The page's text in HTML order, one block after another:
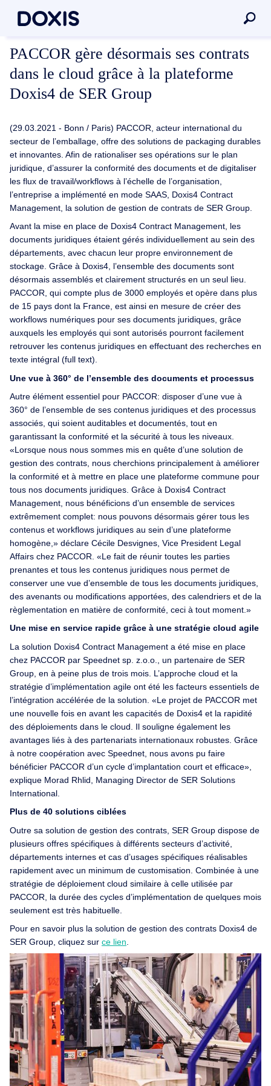
PACCOR gère désormais ses contrats
dans le cloud grâce à la plateforme
Doxis4 de SER Group
(29.03.2021 - Bonn / Paris) PACCOR, acteur international du
secteur de l’emballage, offre des solutions de packaging durables
et innovantes. Afin de rationaliser ses opérations sur le plan
juridique, d’assurer la conformité des documents et de digitaliser
les flux de travail/workflows à l’échelle de l’organisation,
l’entreprise a implémenté en mode SAAS, Doxis4 Contract
Management, la solution de gestion de contrats de SER Group.
Avant la mise en place de Doxis4 Contract Management, les
documents juridiques étaient gérés individuellement au sein des
départements, avec chacun leur propre environnement de
stockage. Grâce à Doxis4, l’ensemble des documents sont
désormais assemblés et clairement structurés en un seul lieu.
PACCOR, qui compte plus de 3000 employés et opère dans plus
de 15 pays dont la France, est ainsi en mesure de créer des
workflows numériques pour ses documents juridiques, grâce
auxquels les employés qui sont autorisés pourront facilement
retrouver les contenus juridiques en effectuant des recherches en
texte intégral (full text).
Une vue à 360° de l’ensemble des documents et processus
Autre élément essentiel pour PACCOR: disposer d’une vue à
360° de l’ensemble de ses contenus juridiques et des processus
associés, qui soient auditables et documentés, tout en
garantissant la conformité et la sécurité à tous les niveaux.
«Lorsque nous nous sommes mis en quête d’une solution de
gestion des contrats, nous cherchions principalement à améliorer
la conformité et à mettre en place une plateforme commune pour
tous nos documents juridiques. Grâce à Doxis4 Contract
Management, nous bénéficions d’un ensemble de services
extrêmement complet: nous pouvons désormais gérer tous les
contenus et workflows juridiques au sein d’une plateforme
homogène,» déclare Cécile Desvignes, Vice President Legal
Affairs chez PACCOR. «Le fait de réunir toutes les parties
prenantes et tous les contenus juridiques nous permet de
conserver une vue d’ensemble de tous les documents juridiques,
des avenants ou modifications apportées, des calendriers et de la
règlementation en matière de conformité, ceci à tout moment.»
Une mise en service rapide grâce à une stratégie cloud agile
La solution Doxis4 Contract Management a été mise en place
chez PACCOR par Speednet sp. z.o.o., un partenaire de SER
Group, en à peine plus de trois mois. L’approche cloud et la
stratégie d’implémentation agile ont été les facteurs essentiels de
l’intégration accélérée de la solution. «Le projet de PACCOR met
une nouvelle fois en avant les capacités de Doxis4 et la rapidité
des déploiements dans le cloud. Il souligne également les
avantages liés à des partenariats internationaux robustes. Grâce
à notre coopération avec Speednet, nous avons pu faire
bénéficier PACCOR d’un cycle d’implantation court et efficace»,
explique Morad Rhlid, Managing Director de SER Solutions
International.
Plus de 40 solutions ciblées
Outre sa solution de gestion des contrats, SER Group dispose de
plusieurs offres spécifiques à différents secteurs d’activité,
départements internes et cas d’usages spécifiques réalisables
rapidement avec un minimum de customisation. Combinée à une
stratégie de déploiement cloud similaire à celle utilisée par
PACCOR, la durée des cycles d’implémentation de quelques mois
seulement est très habituelle.
Pour en savoir plus la solution de gestion des contrats Doxis4 de
SER Group, cliquez sur ce lien